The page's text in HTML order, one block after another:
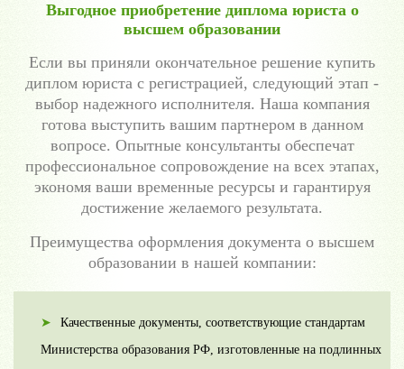
Выгодное приобретение диплома юриста о
высшем образовании
Если вы приняли окончательное решение купить
диплом юриста с регистрацией, следующий этап -
выбор надежного исполнителя. Наша компания
готова выступить вашим партнером в данном
вопросе. Опытные консультанты обеспечат
профессиональное сопровождение на всех этапах,
экономя ваши временные ресурсы и гарантируя
достижение желаемого результата.
Преимущества оформления документа о высшем
образовании в нашей компании:
Качественные документы, соответствующие стандартам
Министерства образования РФ, изготовленные на подлинных